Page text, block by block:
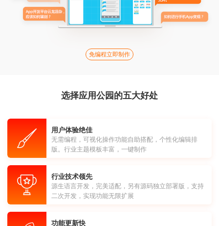
免编程立即制作
选择应用公园的五大好处
用户体验绝佳
无需编程，可视化操作功能自助搭配，个性化编辑排
版。行业主题模板丰富，一键制作
行业技术领先
源生语言开发，完美适配，另有源码独立部署版，支持
二次开发，实现功能无限扩展
功能更新快